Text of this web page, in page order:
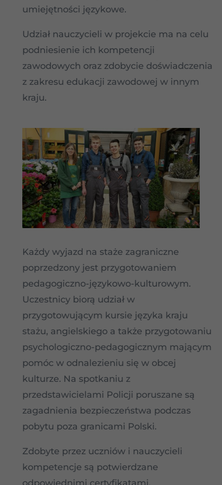
umiejętności językowe.
Udział nauczycieli w projekcie ma na celu
podniesienie ich kompetencji
zawodowych oraz zdobycie doświadczenia
z zakresu edukacji zawodowej w innym
kraju.
Każdy wyjazd na staże zagraniczne
poprzedzony jest przygotowaniem
pedagogiczno-językowo-kulturowym.
Uczestnicy biorą udział w
przygotowującym kursie języka kraju
stażu, angielskiego a także przygotowaniu
psychologiczno-pedagogicznym mającym
pomóc w odnalezieniu się w obcej
kulturze. Na spotkaniu z
przedstawicielami Policji poruszane są
zagadnienia bezpieczeństwa podczas
pobytu poza granicami Polski.
Zdobyte przez uczniów i nauczycieli
kompetencje są potwierdzane
odpowiednimi certyfikatami.